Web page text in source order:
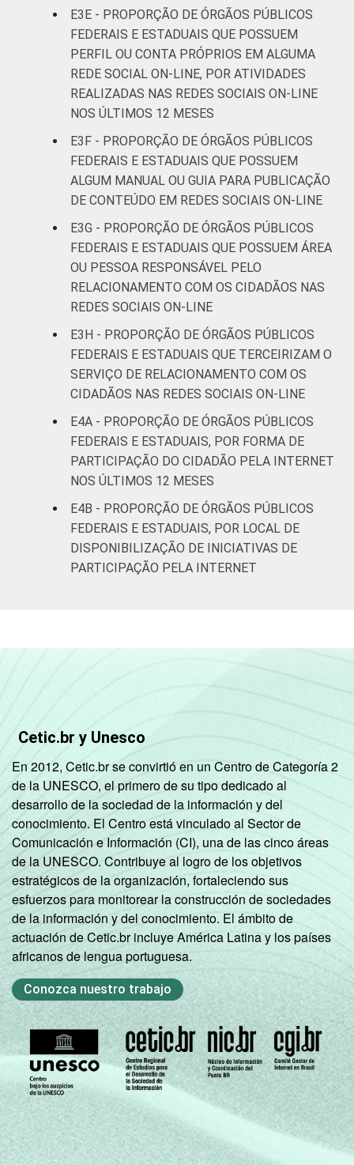
E3E - PROPORÇÃO DE ÓRGÃOS PÚBLICOS
FEDERAIS E ESTADUAIS QUE POSSUEM
PERFIL OU CONTA PRÓPRIOS EM ALGUMA
REDE SOCIAL ON-LINE, POR ATIVIDADES
REALIZADAS NAS REDES SOCIAIS ON-LINE
NOS ÚLTIMOS 12 MESES
E3F - PROPORÇÃO DE ÓRGÃOS PÚBLICOS
FEDERAIS E ESTADUAIS QUE POSSUEM
ALGUM MANUAL OU GUIA PARA PUBLICAÇÃO
DE CONTEÚDO EM REDES SOCIAIS ON-LINE
E3G - PROPORÇÃO DE ÓRGÃOS PÚBLICOS
FEDERAIS E ESTADUAIS QUE POSSUEM ÁREA
OU PESSOA RESPONSÁVEL PELO
RELACIONAMENTO COM OS CIDADÃOS NAS
REDES SOCIAIS ON-LINE
E3H - PROPORÇÃO DE ÓRGÃOS PÚBLICOS
FEDERAIS E ESTADUAIS QUE TERCEIRIZAM O
SERVIÇO DE RELACIONAMENTO COM OS
CIDADÃOS NAS REDES SOCIAIS ON-LINE
E4A - PROPORÇÃO DE ÓRGÃOS PÚBLICOS
FEDERAIS E ESTADUAIS, POR FORMA DE
PARTICIPAÇÃO DO CIDADÃO PELA INTERNET
NOS ÚLTIMOS 12 MESES
E4B - PROPORÇÃO DE ÓRGÃOS PÚBLICOS
FEDERAIS E ESTADUAIS, POR LOCAL DE
DISPONIBILIZAÇÃO DE INICIATIVAS DE
PARTICIPAÇÃO PELA INTERNET
Cetic.br y Unesco
En 2012, Cetic.br se convirtió en un Centro de Categoría 2
de la UNESCO, el primero de su tipo dedicado al
desarrollo de la sociedad de la información y del
conocimiento. El Centro está vinculado al Sector de
Comunicación e Información (CI), una de las cinco áreas
de la UNESCO. Contribuye al logro de los objetivos
estratégicos de la organización, fortaleciendo sus
esfuerzos para monitorear la construcción de sociedades
de la información y del conocimiento. El ámbito de
actuación de Cetic.br incluye América Latina y los países
africanos de lengua portuguesa.
Conozca nuestro trabajo